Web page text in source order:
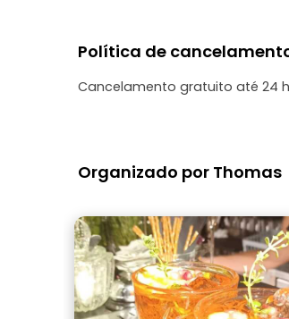
Política de
Cancelamento gratuito até 24
Organizado por Thomas